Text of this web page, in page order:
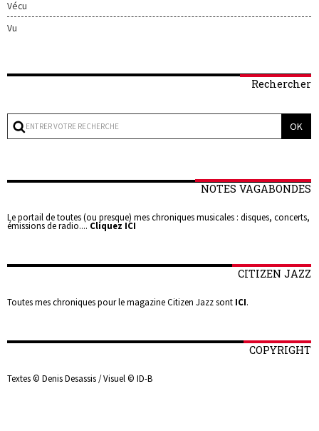
Vécu
Vu
Rechercher
NOTES VAGABONDES
Le portail de toutes (ou presque) mes chroniques musicales : disques, concerts,
émissions de radio.... Cliquez ICI
CITIZEN JAZZ
Toutes mes chroniques pour le magazine Citizen Jazz sont ICI.
COPYRIGHT
Textes © Denis Desassis / Visuel © ID-B